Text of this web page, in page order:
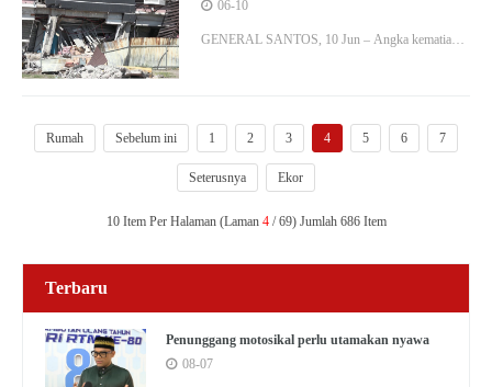
06-10
GENERAL SANTOS, 10 Jun – Angka kematian
menemukan satu lagi…
Rumah
Sebelum ini 1 2 3 4 5 6 7
Seterusnya Ekor
10 Item Per Halaman (Laman 4/ 69) Jumlah 686 Item
Terbaru
Penunggang motosikal perlu utamakan nyawa
08-07